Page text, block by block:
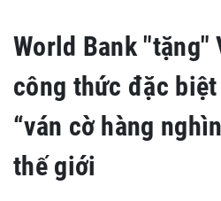
World Bank "tặng"
công thức đặc
“ván cờ hàng
thế giới